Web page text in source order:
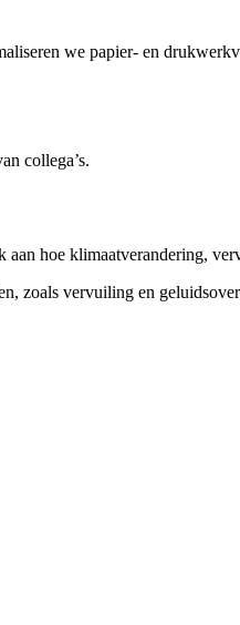
we papier- en
collega’s.
hoe klimaatverandering,
zoals vervuiling en